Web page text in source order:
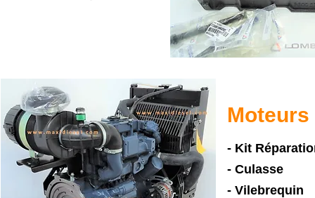
Moteurs
- Kit
- Culasse
- Vilebrequin